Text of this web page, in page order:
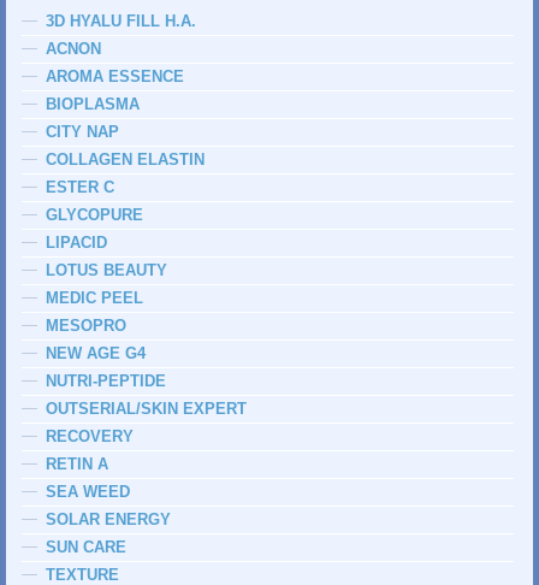
3D HYALU FILL H.A.
ACNON
AROMA ESSENCE
BIOPLASMA
CITY NAP
COLLAGEN ELASTIN
ESTER C
GLYCOPURE
LIPACID
LOTUS BEAUTY
MEDIC PEEL
MESOPRO
NEW AGE G4
NUTRI-PEPTIDE
OUTSERIAL/SKIN EXPERT
RECOVERY
RETIN A
SEA WEED
SOLAR ENERGY
SUN CARE
TEXTURE